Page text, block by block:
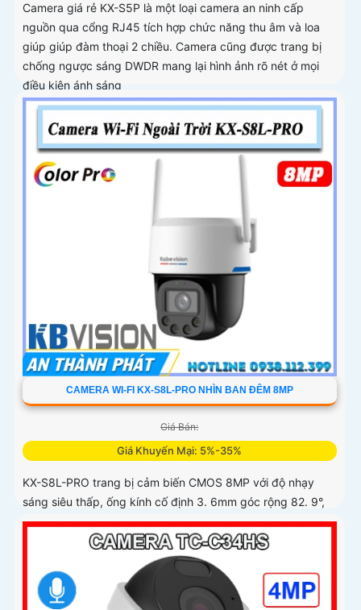
Camera giá rẻ KX-S5P là một loại camera an ninh cấp
nguồn qua cổng RJ45 tích hợp chức năng thu âm và loa
giúp giúp đàm thoại 2 chiều. Camera cũng được trang bị
chống ngược sáng DWDR mang lại hình ảnh rõ nét ở mọi
điều kiện ánh sáng
CAMERA WI-FI KX-S8L-PRO NHÌN BAN ĐÊM 8MP
Giá Bán:
Giá Khuyến Mại: 5%-35%
KX-S8L-PRO trang bị cảm biến CMOS 8MP với độ nhạy
sáng siêu thấp, ống kính cố định 3. 6mm góc rộng 82. 9°,
hỗ trợ quay quét tự động, Auto Tracking theo dõi đối tượng